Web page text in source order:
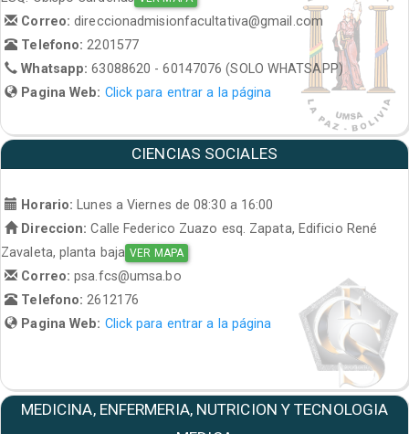
Correo:direccionadmisionfacultativa@gmail.com
Telefono: 2201577
Whatsapp:63088620 - 60147076 (SOLO WHATSAPP)
Pagina Web: Click para entrar a la página
CIENCIAS SOCIALES
Horario:
Lunes a Viernes de 08:30 a 16:00
Direccion: Calle Federico Zuazo esq. Zapata, Edificio René
Zavaleta, planta baja VER MAPA
Correo:psa.fcs@umsa.bo
Telefono: 2612176
Pagina Web: Click para entrar a la página
MEDICINA, ENFERMERIA, NUTRICION Y TECNOLOGIA